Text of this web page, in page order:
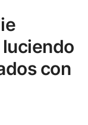
con